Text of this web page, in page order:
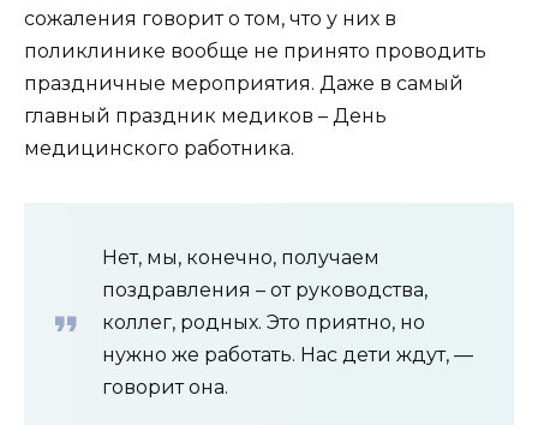
сожаления говорит о том, что у них в
поликлинике вообще не принято проводить
праздничные мероприятия. Даже в самый
главный праздник медиков – День
медицинского работника.
Нет, мы, конечно, получаем
поздравления – от руководства,
коллег, родных. Это приятно, но
нужно же работать. Нас дети ждут, —
говорит она.